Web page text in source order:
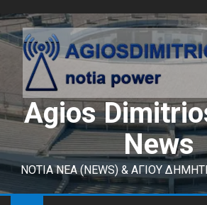
Agios
News
ΝΟΤΙΑ ΝΕΑ (NEWS) & ΑΓΙΟΥ